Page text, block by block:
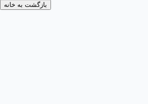
بازگشت به خانه